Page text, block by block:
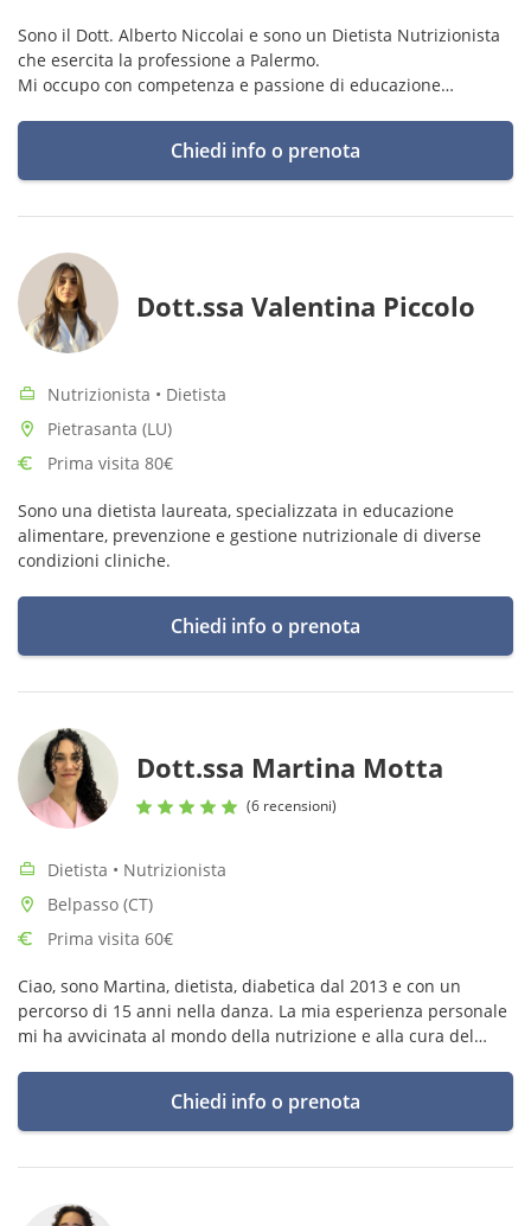
Sono il Dott. Alberto Niccolai e sono un Dietista Nutrizionista
che esercita la professione a Palermo.
Mi occupo con competenza e passione di educazione
Chiedi info o prenota
Dott.ssa Valentina Piccolo
Nutrizionista • Dietista
Pietrasanta (LU)
Prima visita 80€
Sono una dietista laureata, specializzata in educazione
alimentare, prevenzione e gestione nutrizionale di diverse
condizioni cliniche.
Chiedi info o prenota
Dott.ssa Martina Motta
(6 recensioni)
Dietista • Nutrizionista
Belpasso (CT)
Prima visita 60€
Ciao, sono Martina, dietista, diabetica dal 2013 e con un
percorso di 15 anni nella danza. La mia esperienza personale
mi ha avvicinata al mondo della nutrizione e alla cura del
Chiedi info o prenota